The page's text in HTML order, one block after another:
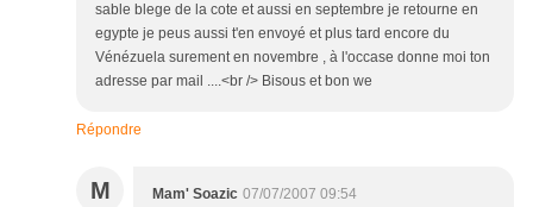
sable blege de la cote et aussi en septembre je retourne en
egypte je peus aussi t'en envoyé et plus tard encore du
Vénézuela surement en novembre , à l'occase donne moi ton
adresse par mail ....<br /> Bisous et bon we
Répondre
M Mam' Soazic 07/07/2007 09:54